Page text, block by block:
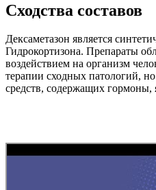
Сходства составов
Дексаметазон является
Гидрокортизона. Препараты
воздействием на организм
терапии сходных патологий,
средств, содержащих гормоны,